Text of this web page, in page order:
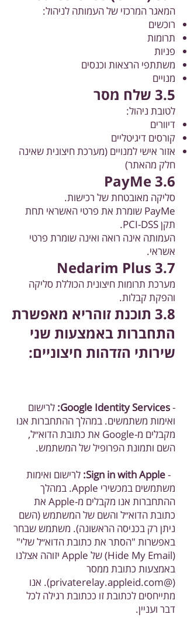
המאגר המרכזי של העמותה לניהול:
רוכשים
תרומות
פניות
משתתפי הרצאות וכנסים
מנויים
3.5 שלח מסר
לטובת ניהול:
דיוורים
קורסים דיגיטליים
אזור אישי למנויים (מערכת חיצונית שאינה
חלק מהאתר)
3.6 PayMe
סליקה מאובטחת של רכישות.
PayMe שומרת את פרטי האשראי תחת
תקן PCI-DSS.
העמותה אינה רואה ואינה שומרת פרטי
אשראי.
3.7 Nedarim Plus
מערכת תרומות חיצונית הכוללת סליקה
והפקת קבלות.
3.8 תוכנת זוהריא מאפשרת
התחברות באמצעות שני
שירותי הזדהות חיצוניים:
-
Google Identity Services: לרישום
ואימות משתמשים. במהלך ההתחברות אנו
מקבלים מ-Google את כתובת הדוא״ל,
השם ותמונת הפרופיל של המשתמש.
-
Sign in with Apple: לרישום ואימות
משתמשים במכשירי Apple. במהלך
ההתחברות אנו מקבלים מ-Apple את
כתובת הדוא״ל והשם של המשתמש (השם
ניתן רק בכניסה הראשונה). משתמש שבחר
באפשרות "הסתר את כתובת הדוא״ל שלי"
(Hide My Email) של Apple יזוהה אצלנו
באמצעות כתובת ממסר
(@
privaterelay.appleid.com). אנו
מתייחסים לכתובת זו ככתובת רגילה לכל
דבר ועניין.